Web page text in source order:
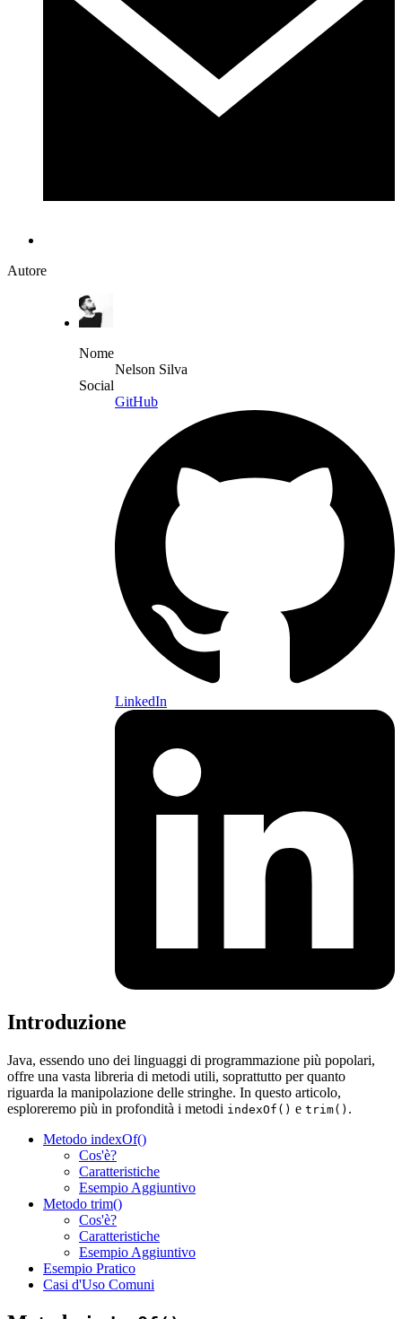
Autore
Nome
Nelson Silva
Social
GitHub
LinkedIn
Introduzione
Java, essendo uno dei linguaggi di programmazione più popolari,
offre una vasta libreria di metodi utili, soprattutto per quanto
riguarda la manipolazione delle stringhe. In questo articolo,
esploreremo più in profondità i metodi indexOf() e trim() .
Metodo indexOf()
Cos'è?
Caratteristiche
Esempio Aggiuntivo
Metodo trim()
Cos'è?
Caratteristiche
Esempio Aggiuntivo
Esempio Pratico
Casi d'Uso Comuni